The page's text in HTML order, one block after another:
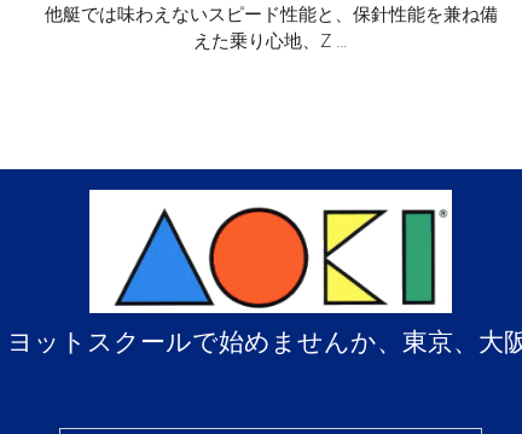
他艇では味わえないスピード性能と、保針性能を兼ね備
えた乗り心地、Z …
ットスクールで始めませんか、東京、大